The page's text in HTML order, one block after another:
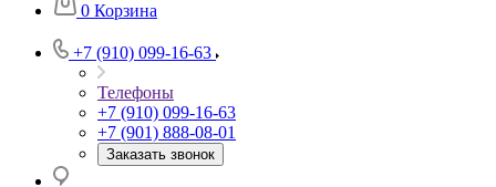
0 Корзина
+7 (910) 099-16-63
Телефоны
+7 (910) 099-16-63
+7 (901) 888-08-01
Заказать звонок